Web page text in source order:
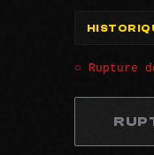
○ Rupture